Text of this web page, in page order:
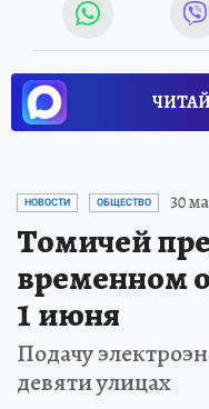
НОВОСТИ ОБЩЕСТВО 30
Томичей
временном
1 июня
Подачу
девяти улицах